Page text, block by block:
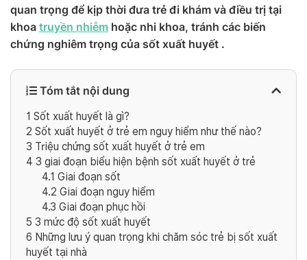
quan trọng để kịp thời đưa trẻ đi khám và điều trị tại
khoa truyền nhiễm hoặc nhi khoa, tránh các biến
chứng nghiêm trọng của sốt xuất huyết .
Tóm tắt nội dung
1 Sốt xuất huyết là gì?
2 Sốt xuất huyết ở trẻ em nguy hiểm như thế nào?
3 Triệu chứng sốt xuất huyết ở trẻ em
4 3 giai đoạn biểu hiện bệnh sốt xuất huyết ở trẻ
4.1 Giai đoạn sốt
4.2 Giai đoạn nguy hiểm
4.3 Giai đoạn phục hồi
5 3 mức độ sốt xuất huyết
6 Những lưu ý quan trọng khi chăm sóc trẻ bị sốt xuất
huyết tại nhà